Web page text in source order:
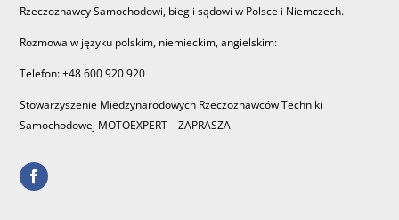
Rzeczoznawcy Samochodowi, biegli sądowi w Polsce i Niemczech.
Rozmowa w języku polskim, niemieckim, angielskim:
Telefon: +48 600 920 920
Stowarzyszenie Miedzynarodowych Rzeczoznawców Techniki
Samochodowej MOTOEXPERT – ZAPRASZA